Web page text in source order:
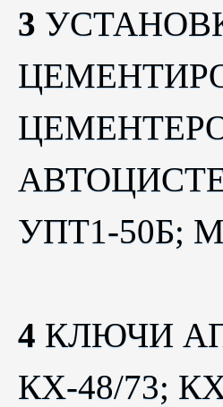
3
УПТ1-50Б;
4 КЛЮЧИ
КХ-48/73;